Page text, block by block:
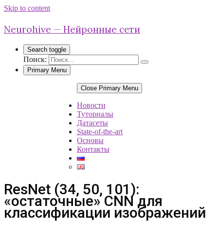
Skip to content
Neurohive — Нейронные сети
Search toggle
Поиск:
Primary Menu
Close Primary Menu
Новости
Туториалы
Датасеты
State-of-the-art
Основы
Контакты
ResNet (34, 50, 101):
«остаточные» CNN для
классификации изображений